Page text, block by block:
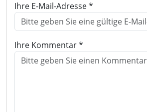
Ihre E-Mail-Adresse *
Ihre Kommentar *